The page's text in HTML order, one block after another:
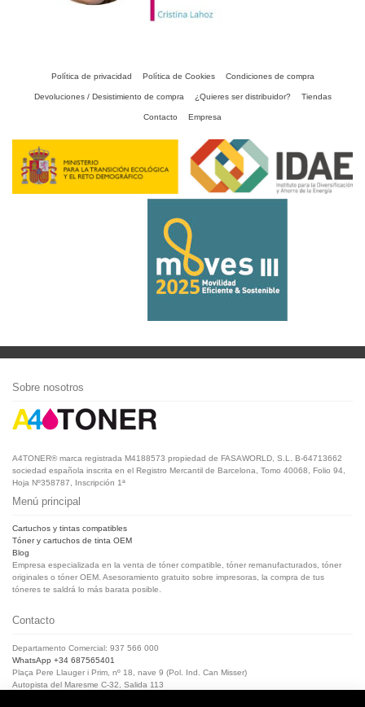
Política de privacidad Política de Cookies Condiciones de compra
Devoluciones / Desistimiento de compra ¿Quieres ser distribuidor? Tiendas
Contacto Empresa
Sobre nosotros
A4TONER® marca registrada M4188573 propiedad de FASAWORLD, S.L. B-64713662
sociedad española inscrita en el Registro Mercantil de Barcelona, Tomo 40068, Folio 94,
Hoja Nº358787, Inscripción 1ª
Menú principal
Cartuchos y tintas compatibles
Tóner y cartuchos de tinta OEM
Blog
Empresa especializada en la venta de tóner compatible, tóner remanufacturados, tóner
originales o tóner OEM. Asesoramiento gratuito sobre impresoras, la compra de tus
tóneres te saldrá lo más barata posible.
Contacto
Departamento Comercial: 937 566 000
WhatsApp +34 687565401
Plaça Pere Llauger i Prim, nº 18, nave 9 (Pol. Ind. Can Misser)
Autopista del Maresme C-32, Salida 113